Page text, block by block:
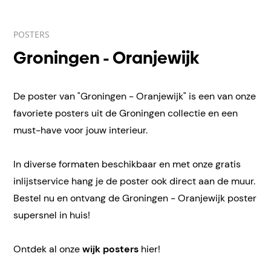
POSTERS
Groningen - Oranjewijk
De poster van "Groningen - Oranjewijk" is een van onze
favoriete posters uit de Groningen collectie en een
must-have voor jouw interieur.
In diverse formaten beschikbaar en met onze gratis
inlijstservice hang je de poster ook direct aan de muur.
Bestel nu en ontvang de Groningen - Oranjewijk poster
supersnel in huis!
Ontdek al onzewijk posters hier!